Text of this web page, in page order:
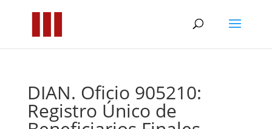
DIAN. Oficio 905210:
Registro Único de